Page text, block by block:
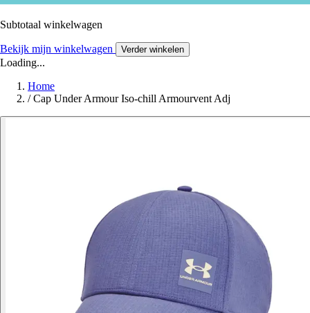
Subtotaal winkelwagen
Bekijk mijn winkelwagen Verder winkelen
Loading...
Home
/ Cap Under Armour Iso-chill Armourvent Adj